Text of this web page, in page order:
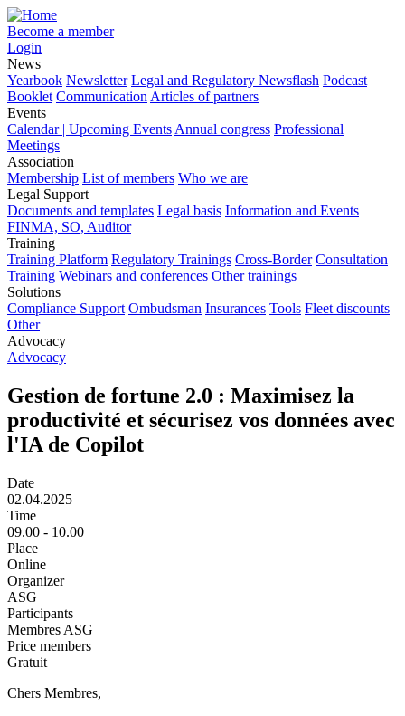
Become a member
Login
News
Yearbook Newsletter Legal and Regulatory Newsflash Podcast
Booklet Communication Articles of partners
Events
Calendar | Upcoming Events Annual congress Professional
Meetings
Association
Membership List of members Who we are
Legal Support
Documents and templates Legal basis Information and Events
FINMA, SO, Auditor
Training
Training Platform Regulatory Trainings Cross-Border Consultation
Training Webinars and conferences Other trainings
Solutions
Compliance Support Ombudsman Insurances Tools Fleet discounts
Other
Advocacy
Advocacy
Gestion de fortune 2.0 : Maximisez la
productivité et sécurisez vos données avec
l'IA de Copilot
Date
02.04.2025
Time
09.00 - 10.00
Place
Online
Organizer
ASG
Participants
Membres ASG
Price members
Gratuit
Chers Membres,